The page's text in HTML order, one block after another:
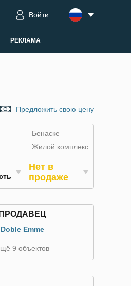
Войти
РЕКЛАМА
Предложить свою цену
Бенаске
Жилой комплекс
Нет в
продаже
ПРОДАВЕЦ
Doble Emme
9 объектов